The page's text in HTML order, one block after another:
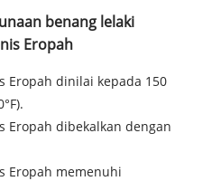
benang lelaki
Eropah
Eropah dinilai kepada 150
Eropah dibekalkan dengan
Eropah memenuhi